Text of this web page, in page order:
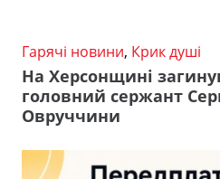
Гарячі новини, Крик душі
На Херсонщині
головний сержант
Овруччини